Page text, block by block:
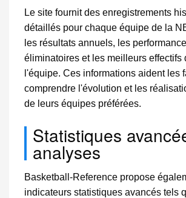
Le site fournit des enregistrements
détaillés pour chaque équipe de la
les résultats annuels, les
éliminatoires et les meilleurs effectifs
l'équipe. Ces informations aident les
comprendre l'évolution et les
de leurs équipes préférées.
Statistiques
analyses
Basketball-Reference propose
indicateurs statistiques avancés tels